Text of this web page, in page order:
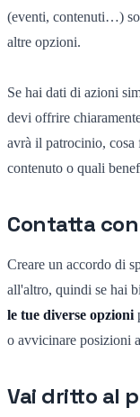
(eventi, contenuti…)
altre opzioni.
Se hai dati di azioni
devi offrire
avrà il patrocinio,
contenuto o quali
Contatta
Creare un accordo di
all'altro, quindi se hai
le tue diverse opzioni
o avvicinare posizioni
Vai dritto al